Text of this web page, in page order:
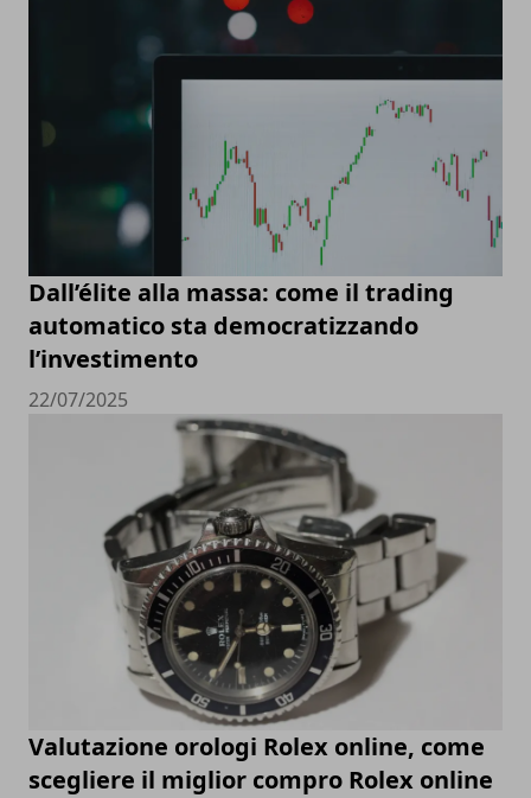
Dall’élite alla massa: come il trading
automatico sta democratizzando
l’investimento
22/07/2025
Valutazione orologi Rolex online, come
scegliere il miglior compro Rolex online